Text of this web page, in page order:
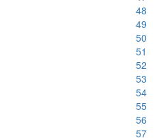
48
49
50
51
52
53
54
55
56
57